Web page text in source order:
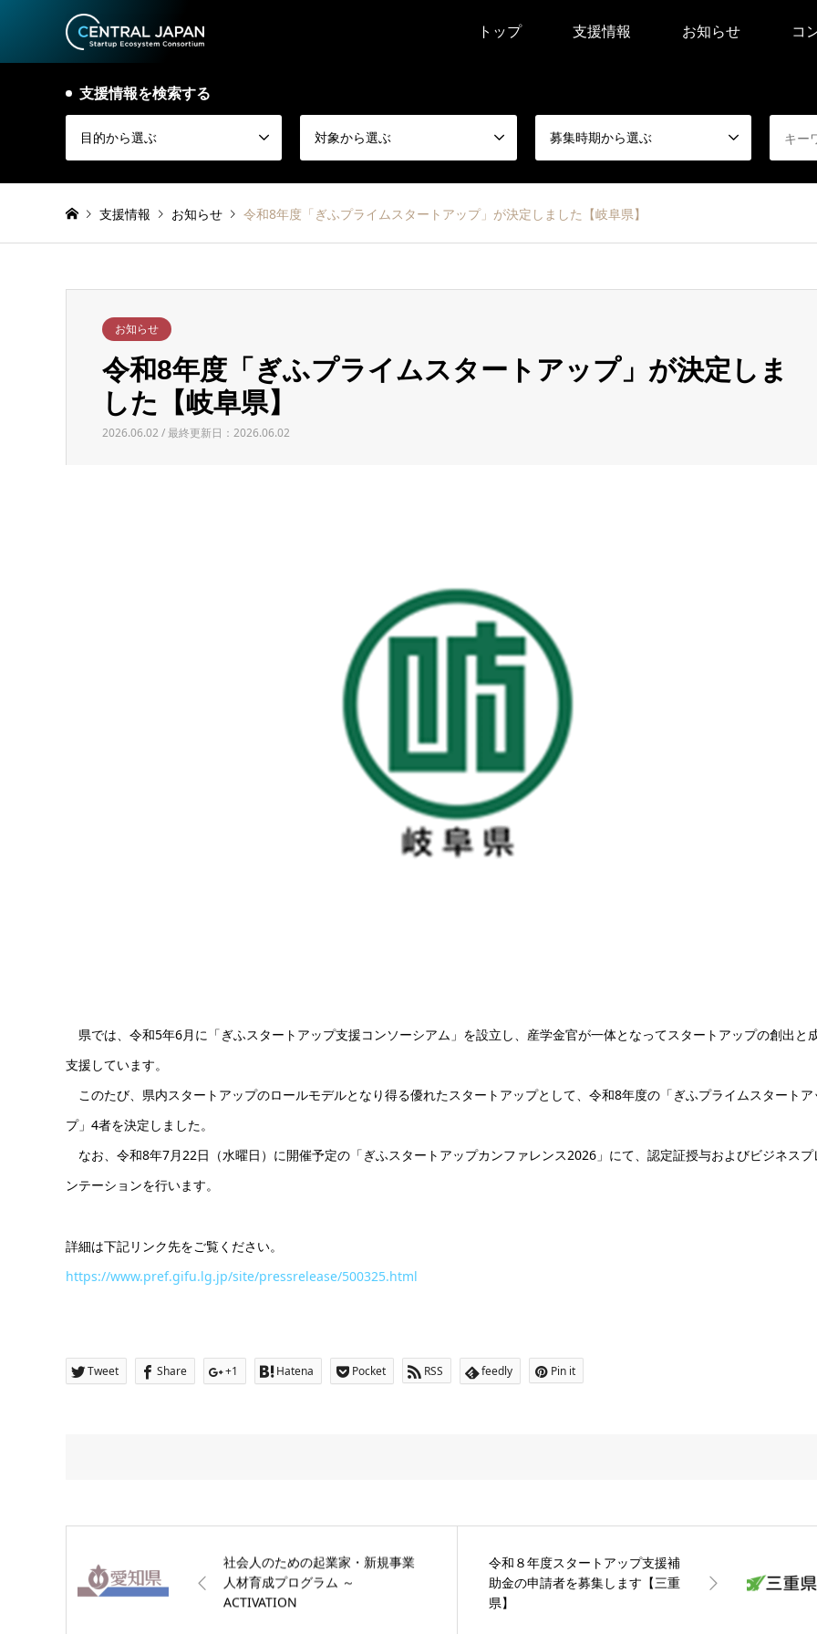
トップ 支援情報 お知らせ コ
支援情報を検索する
目的から選ぶ 対象から選ぶ 募集時期から選ぶ
支援情報 お知らせ 令和8年度「ぎふプライムスタートアップ」が決定しました【岐阜県】
お知らせ
令和8年度「ぎふプライムスタートアップ」が決定しま
した【岐阜県】
2026.06.02 / 最終更新日：2026.06.02
県では、令和5年6月に「ぎふスタートアップ支援コンソーシアム」を設立し、産学金官が一体となってスタートアップの創出と
支援しています。
このたび、県内スタートアップのロールモデルとなり得る優れたスタートアップとして、令和8年度の「ぎふプライムスタートア
プ」4者を決定しました。
なお、令和8年7月22日（水曜日）に開催予定の「ぎふスタートアップカンファレンス2026」にて、認定証授与およびビジネスプ
ンテーションを行います。
詳細は下記リンク先をご覧ください。
https://www.pref.gifu.lg.jp/site/pressrelease/500325.html
Tweet Share +1 Hatena Pocket RSS feedly Pin it
社会人のための起業家・新規事業
人材育成プログラム ～
ACTIVATION
令和８年度スタートアップ支援補
助金の申請者を募集します【三重
県】